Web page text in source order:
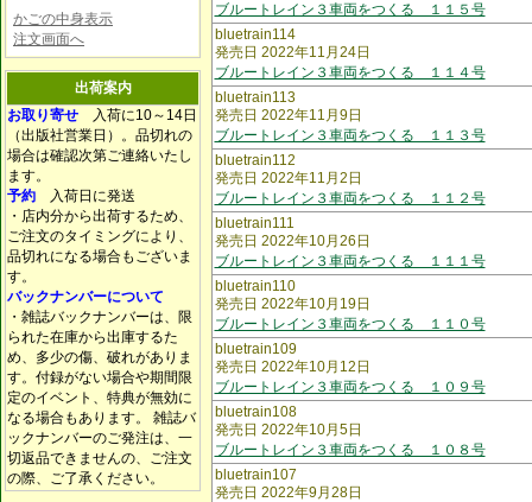
かごの中身表示
注文画面へ
出荷案内
お取り寄せ 入荷に10～14日
（出版社営業日）。品切れの
場合は確認次第ご連絡いたし
ます。
予約 入荷日に発送
・店内分から出荷するため、
ご注文のタイミングにより、
品切れになる場合もございま
す。
バックナンバーについて
・雑誌バックナンバーは、限
られた在庫から出庫するた
め、多少の傷、破れがありま
す。付録がない場合や期間限
定のイベント、特典が無効に
なる場合もあります。 雑誌バ
ックナンバーのご発注は、一
切返品できませんの、ご注文
の際、ご了承ください。
ブルートレイン３車両をつくる １１５号
bluetrain114
発売日 2022年11月24日
ブルートレイン３車両をつくる １１４号
bluetrain113
発売日 2022年11月9日
ブルートレイン３車両をつくる １１３号
bluetrain112
発売日 2022年11月2日
ブルートレイン３車両をつくる １１２号
bluetrain111
発売日 2022年10月26日
ブルートレイン３車両をつくる １１１号
bluetrain110
発売日 2022年10月19日
ブルートレイン３車両をつくる １１０号
bluetrain109
発売日 2022年10月12日
ブルートレイン３車両をつくる １０９号
bluetrain108
発売日 2022年10月5日
ブルートレイン３車両をつくる １０８号
bluetrain107
発売日 2022年9月28日